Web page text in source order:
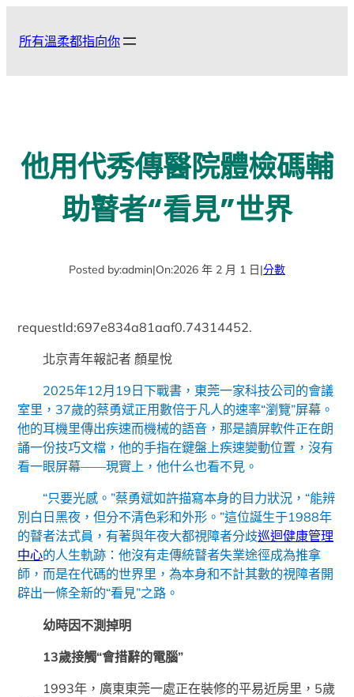
所有溫柔都指向你
他用代秀傳醫院體檢碼輔
助瞽者“看見”世界
Posted by:admin|On:2026 年 2 月 1 日|分數
requestId:697e834a81aaf0.74314452.
北京青年報記者 顏星悅
2025年12月19日下戰書，東莞一家科技公司的會議
室里，37歲的蔡勇斌正用數倍于凡人的速率“瀏覽”屏幕。
他的耳機里傳出疾速而機械的語音，那是讀屏軟件正在朗
誦一份技巧文檔，他的手指在鍵盤上疾速變動位置，沒有
看一眼屏幕——現實上，他什么也看不見。
“只要光感。”蔡勇斌如許描寫本身的目力狀況，“能辨
別白日黑夜，但分不清色彩和外形。”這位誕生于1988年
的瞽者法式員，有著與年夜大都視障者分歧巡迴健康管理
中心的人生軌跡：他沒有走傳統瞽者失業途徑成為推拿
師，而是在代碼的世界里，為本身和不計其數的視障者開
辟出一條全新的“看見”之路。
幼時因不測掉明
13歲接觸“會措辭的電腦”
1993年，廣東東莞一處正在裝修的平易近房里，5歲